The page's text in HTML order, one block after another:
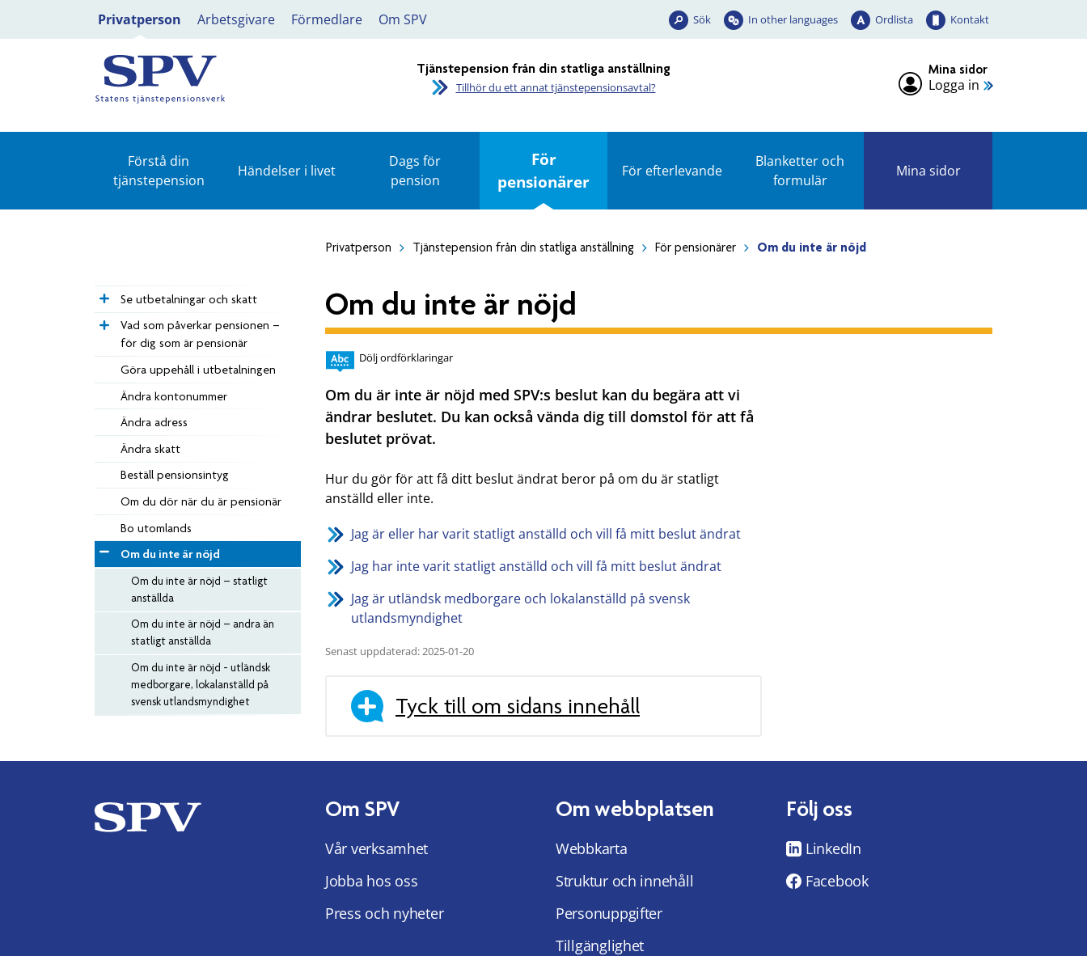
Privatperson Arbetsgivare Förmedlare Om SPV Sök In other languages Ordlista Kontakt
Tjänstepension från din statliga anställning
Tillhör du ett annat tjänstepensionsavtal?
Mina sidor
Logga in
Förstå din
tjänstepension
Händelser i livet
Dags för
pension
För
pensionärer
För efterlevande
Blanketter och
formulär
Mina sidor
Privatperson Tjänstepension från din statliga anställning För pensionärer Om du inte är nöjd
Se utbetalningar och skatt
Vad som påverkar pensionen –
för dig som är pensionär
Göra uppehåll i utbetalningen
Ändra kontonummer
Ändra adress
Ändra skatt
Beställ pensionsintyg
Om du dör när du är pensionär
Bo utomlands
Om du inte är nöjd
Om du inte är nöjd – statligt
anställda
Om du inte är nöjd – andra än
statligt anställda
Om du inte är nöjd - utländsk
medborgare, lokalanställd på
svensk utlandsmyndighet
Om du inte är nöjd
Dölj ordförklaringar
Om du är inte är nöjd med SPV:s beslut kan du begära att vi
ändrar beslutet. Du kan också vända dig till domstol för att få
beslutet prövat.
Hur du gör för att få ditt beslut ändrat beror på om du är statligt
anställd eller inte.
Jag är eller har varit statligt anställd och vill få mitt beslut ändrat
Jag har inte varit statligt anställd och vill få mitt beslut ändrat
Jag är utländsk medborgare och lokalanställd på svensk
utlandsmyndighet
Senast uppdaterad: 2025-01-20
Tyck till om sidans innehåll
Om SPV
Vår verksamhet
Jobba hos oss
Press och nyheter
Om webbplatsen
Webbkarta
Struktur och innehåll
Personuppgifter
Tillgänglighet
Följ oss
LinkedIn
Facebook